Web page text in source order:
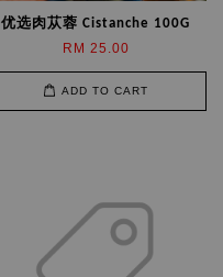
优选肉苁蓉 Cistanche 100G
RM 25.00
ADD TO CART